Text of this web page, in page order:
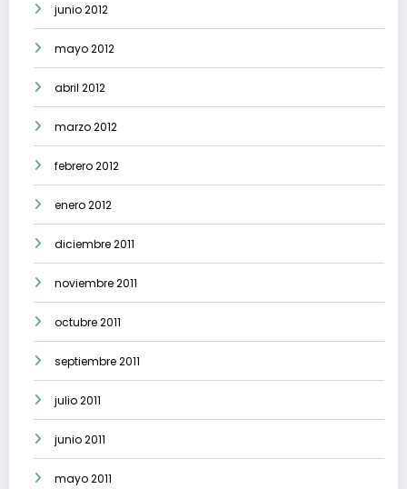
junio 2012
mayo 2012
abril 2012
marzo 2012
febrero 2012
enero 2012
diciembre 2011
noviembre 2011
octubre 2011
septiembre 2011
julio 2011
junio 2011
mayo 2011